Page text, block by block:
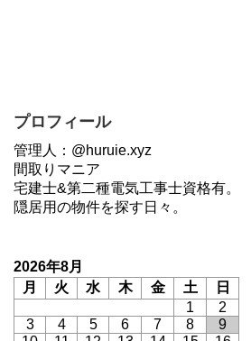
プロフィール
管理人：@huruie.xyz
間取りマニア
宅建士&第二種電気工事士資格有。
隠居用の物件を探す日々。
2026年8月
月
火 水 木 金 土
日
1
2
3
4 5 6 7 8
9